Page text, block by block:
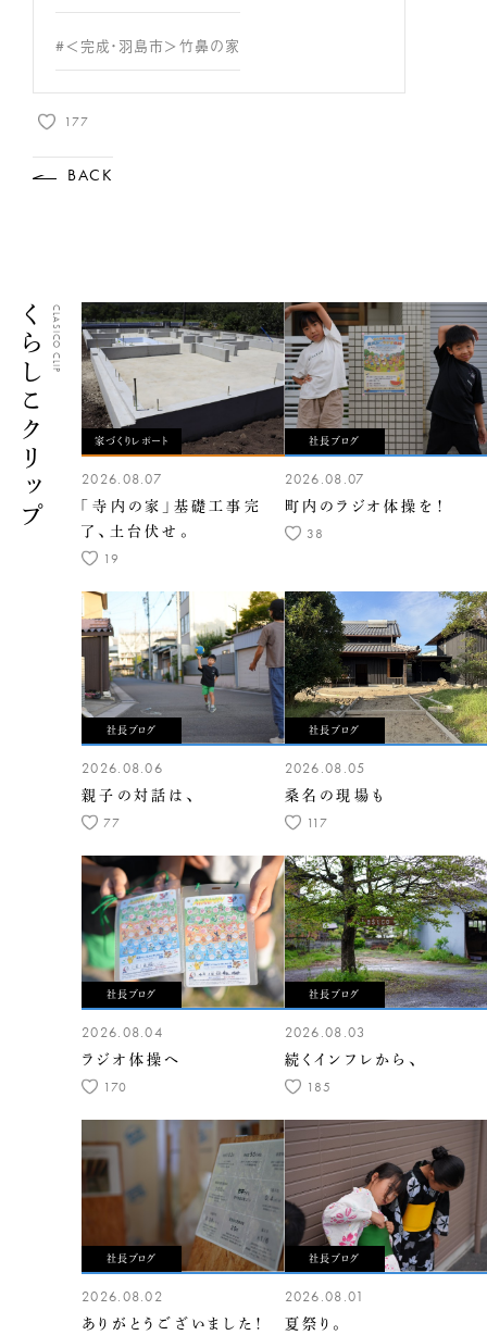
#＜完成・羽島市＞竹鼻の家
177
BACK
くらしこクリップCLASICO CLIP
家づくりレポート
2026.08.07
「寺内の家」基礎工事完
了、土台伏せ。
19
社長ブログ
2026.08.07
町内のラジオ体操を！
38
社長ブログ
2026.08.06
親子の対話は、
77
社長ブログ
2026.08.05
桑名の現場も
117
社長ブログ
2026.08.04
ラジオ体操へ
170
社長ブログ
2026.08.03
続くインフレから、
185
社長ブログ
2026.08.02
ありがとうございました！
社長ブログ
2026.08.01
夏祭り。